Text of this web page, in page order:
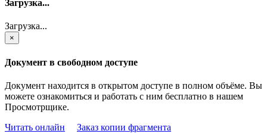
Загрузка...
Загрузка...
×
Документ в свободном доступе
Документ находится в открытом доступе в полном объёме. Вы
можете ознакомиться и работать с ним бесплатно в нашем
Просмотрщике.
Читать онлайн
Заказ копии фрагмента